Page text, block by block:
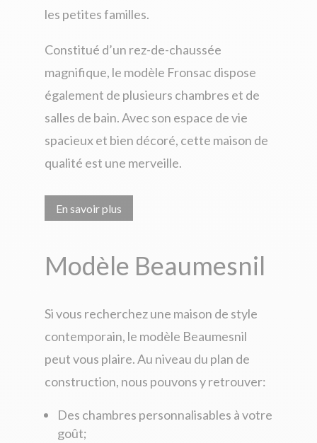
les petites familles.
Constitué d’un rez-de-chaussée
magnifique, le modèle Fronsac dispose
également de plusieurs chambres et de
salles de bain. Avec son espace de vie
spacieux et bien décoré, cette maison de
qualité est une merveille.
En savoir plus
Modèle Beaumesnil
Si vous recherchez une maison de style
contemporain, le modèle Beaumesnil
peut vous plaire. Au niveau du plan de
construction, nous pouvons y retrouver:
Des chambres personnalisables à votre
goût;